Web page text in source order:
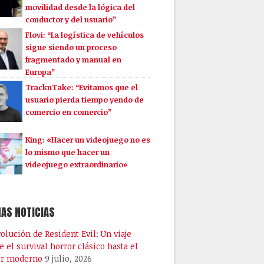
movilidad desde la lógica del
conductor y del usuario”
Flovi: “La logística de vehículos
sigue siendo un proceso
fragmentado y manual en
Europa”
TracknTake: “Evitamos que el
usuario pierda tiempo yendo de
comercio en comercio”
King: «Hacer un videojuego no es
lo mismo que hacer un
videojuego extraordinario»
NOTICIAS
de Resident Evil: Un viaje
el survival horror clásico hasta el
moderno 9 julio, 2026